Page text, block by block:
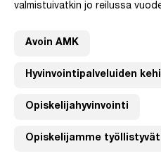
valmistuivatkin jo reilussa
Avoin AMK
Hyvinvointipalveluiden
Opiskelijahyvinvointi
Opiskelijamme työllistyvät